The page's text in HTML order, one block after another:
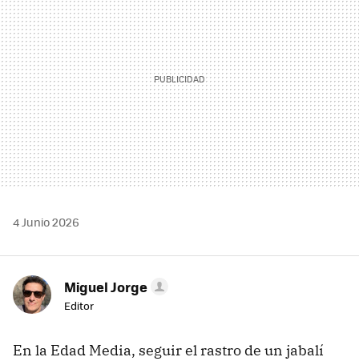
4 Junio 2026
Miguel Jorge
Editor
En la Edad Media, seguir el rastro de un jabalí